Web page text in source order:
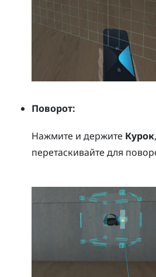
Поворот:
Нажмите и держите Курок
перетаскивайте для